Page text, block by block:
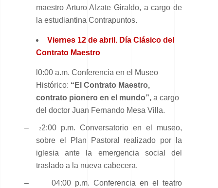
maestro Arturo Alzate Giraldo, a cargo de
la estudiantina Contrapuntos.
Viernes 12 de abril. Día Clásico del
Contrato Maestro
l0:00 a.m. Conferencia en el Museo
Histórico: “El Contrato Maestro,
contrato pionero en el mundo”, a cargo
del doctor Juan Fernando Mesa Villa.
– 22:00 p.m. Conversatorio en el museo,
sobre el Plan Pastoral realizado por la
iglesia ante la emergencia social del
traslado a la nueva cabecera.
–
04:00 p.m. Conferencia en el teatro